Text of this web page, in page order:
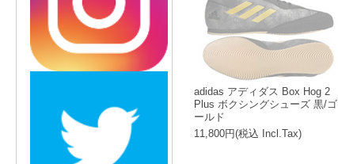
adidas アディダス Box Hog 2
Plus ボクシングシューズ 黒/ゴ
ールド
11,800円(税込 Incl.Tax)